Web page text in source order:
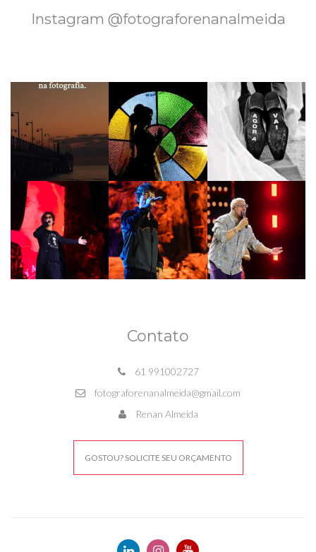
Instagram @fotograforenanalmeida
Contato
61 991002727
fotograforenanalmeida@gmail.com
Renan Almeida
GOSTOU? SOLICITE SEU ORÇAMENTO